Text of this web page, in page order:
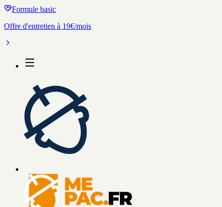
Formule basic
Offre d'entretien à 19€/mois